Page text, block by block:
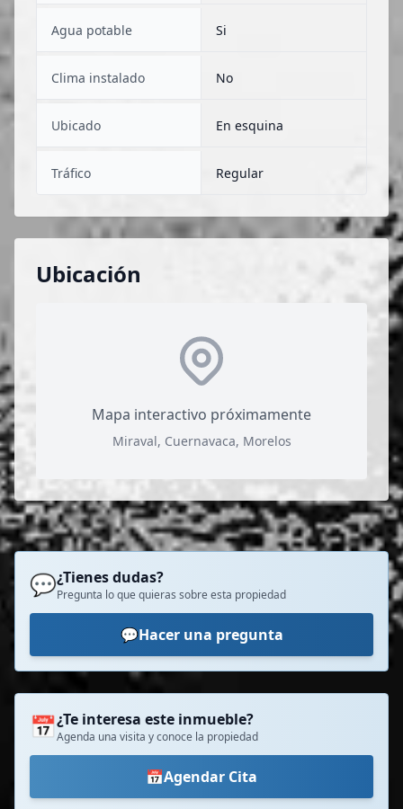
Agua potable Si
Clima instalado No
Ubicado En esquina
Tráfico Regular
Ubicación
Mapa interactivo próximamente
Miraval, Cuernavaca, Morelos
💬¿Tienes dudas?
Pregunta lo que quieras sobre esta propiedad
💬Hacer una pregunta
📅¿Te interesa este inmueble?
Agenda una visita y conoce la propiedad
📅Agendar Cita